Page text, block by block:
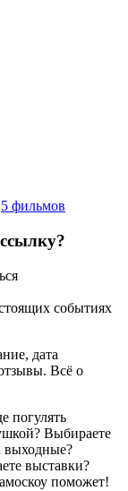
5 фильмов
событиях
дата
Всё о
погулять
Выбираете
выходные?
выставки?
поможет!